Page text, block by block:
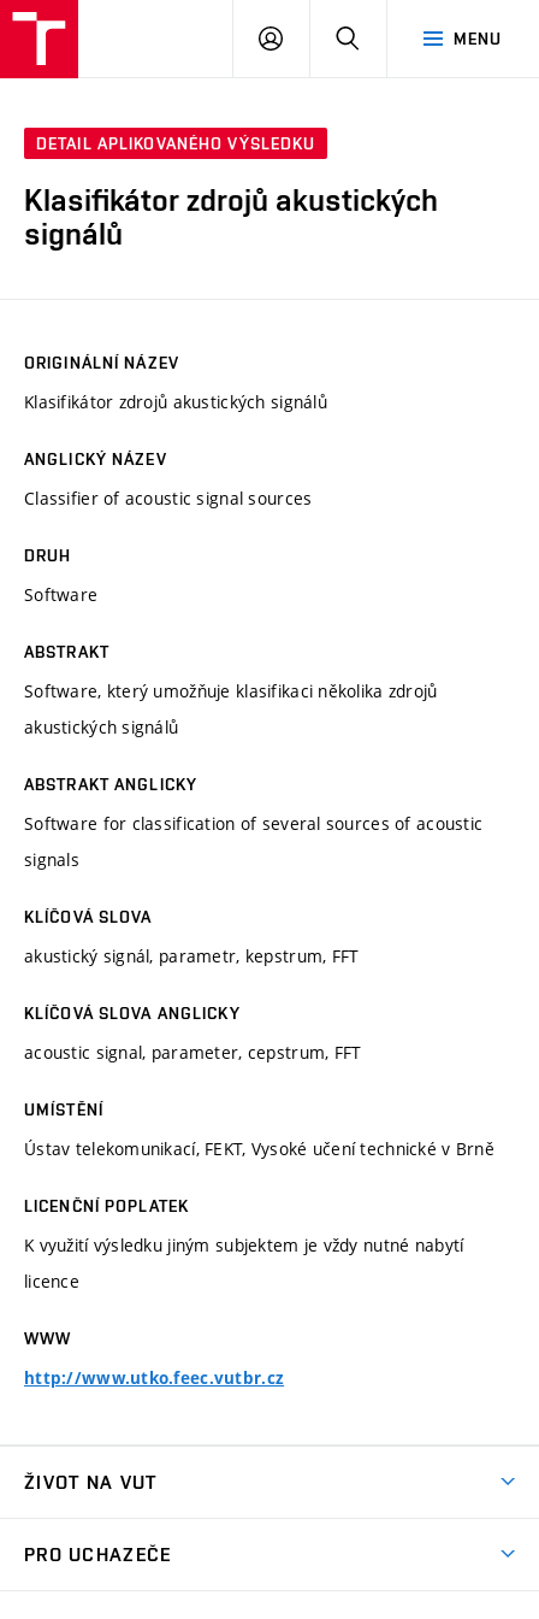
MENU
PŘIHLÁSIT
DETAIL APLIKOVANÉHO VÝSLEDKU
Klasifikátor zdrojů akustických
signálů
ORIGINÁLNÍ NÁZEV
Klasifikátor zdrojů akustických signálů
ANGLICKÝ NÁZEV
Classifier of acoustic signal sources
DRUH
Software
ABSTRAKT
Software, který umožňuje klasifikaci několika zdrojů
akustických signálů
ABSTRAKT ANGLICKY
Software for classification of several sources of acoustic
signals
KLÍČOVÁ SLOVA
akustický signál, parametr, kepstrum, FFT
KLÍČOVÁ SLOVA ANGLICKY
acoustic signal, parameter, cepstrum, FFT
UMÍSTĚNÍ
Ústav telekomunikací, FEKT, Vysoké učení technické v Brně
LICENČNÍ POPLATEK
K využití výsledku jiným subjektem je vždy nutné nabytí
licence
WWW
http://www.utko.feec.vutbr.cz
ŽIVOT NA VUT
PRO UCHAZEČE